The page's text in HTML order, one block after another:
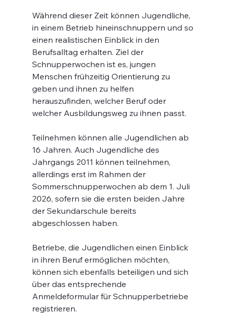
Während dieser Zeit können Jugendliche,
in einem Betrieb hineinschnuppern und so
einen realistischen Einblick in den
Berufsalltag erhalten. Ziel der
Schnupperwochen ist es, jungen
Menschen frühzeitig Orientierung zu
geben und ihnen zu helfen
herauszufinden, welcher Beruf oder
welcher Ausbildungsweg zu ihnen passt.
Teilnehmen können alle Jugendlichen ab
16 Jahren. Auch Jugendliche des
Jahrgangs 2011 können teilnehmen,
allerdings erst im Rahmen der
Sommerschnupperwochen ab dem 1. Juli
2026, sofern sie die ersten beiden Jahre
der Sekundarschule bereits
abgeschlossen haben.
Betriebe, die Jugendlichen einen Einblick
in ihren Beruf ermöglichen möchten,
können sich ebenfalls beteiligen und sich
über das entsprechende
Anmeldeformular für Schnupperbetriebe
registrieren.